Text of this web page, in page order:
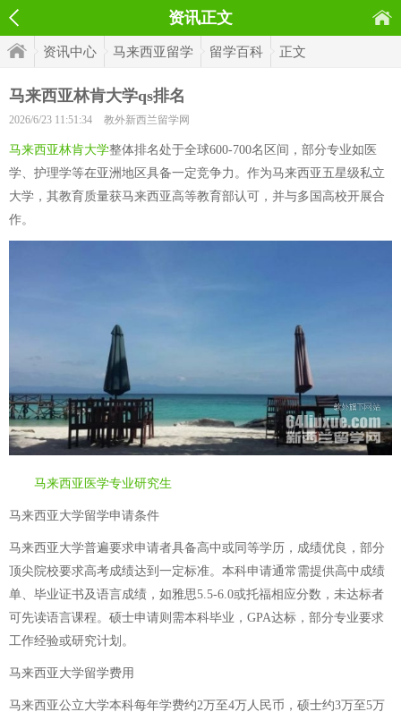
资讯正文
资讯中心 马来西亚留学 留学百科 正文
马来西亚林肯大学qs排名
2026/6/23 11:51:34 教外新西兰留学网
马来西亚林肯大学整体排名处于全球600-700名区间，部分专业如医
学、护理学等在亚洲地区具备一定竞争力。作为马来西亚五星级私立
大学，其教育质量获马来西亚高等教育部认可，并与多国高校开展合
作。
马来西亚医学专业研究生
马来西亚大学留学申请条件
马来西亚大学普遍要求申请者具备高中或同等学历，成绩优良，部分
顶尖院校要求高考成绩达到一定标准。本科申请通常需提供高中成绩
单、毕业证书及语言成绩，如雅思5.5-6.0或托福相应分数，未达标者
可先读语言课程。硕士申请则需本科毕业，GPA达标，部分专业要求
工作经验或研究计划。
马来西亚大学留学费用
马来西亚公立大学本科每年学费约2万至4万人民币，硕士约3万至5万